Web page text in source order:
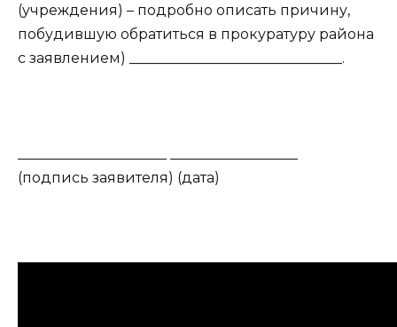
(учреждения) – подробно описать причину,
побудившую обратиться в прокуратуру района
с заявлением) ______________________________.
(подпись заявителя) (дата)